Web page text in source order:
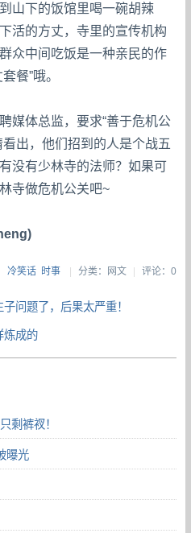
山下的饭馆里喝一碗胡辣
活的方丈，寺里的宣传机构
众中间吃饭是一种亲民的作
餐”哦。
媒体总监，要求“善于危机公
出，他们招到的人是个战五
没有少林寺的法师？如果可
寺做危机公关吧~
冷笑话 时事 | 分类：网文| 评论：0
问题了，后果太严重！
炼成的
剩裤衩！
曝光